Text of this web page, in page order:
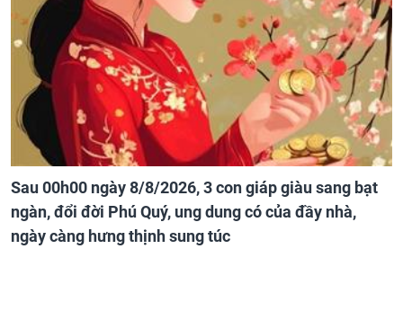
Sau 00h00 ngày 8/8/2026, 3 con giáp giàu sang bạt
ngàn, đổi đời Phú Quý, ung dung có của đầy nhà,
ngày càng hưng thịnh sung túc